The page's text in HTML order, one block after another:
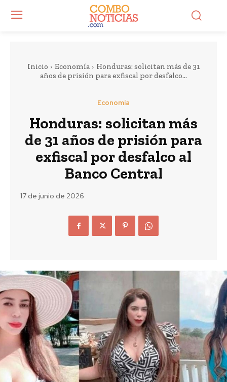
Inicio Economía
Honduras: solicitan más de 31
años de prisión para exfiscal por desfalco...
Economía
Honduras: solicitan más
de 31 años de prisión para
exfiscal por desfalco al
Banco Central
17 de junio de 2026